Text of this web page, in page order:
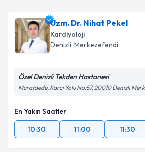
Uzm. Dr. Nihat Pekel
Kardiyoloji
Denizli, Merkezefendi
Özel Denizli Tekden Hastanesi
Muratdede, Karcı Yolu No:57, 20010 Denizli
En Yakın Saatler
10:30
11:00 11:30